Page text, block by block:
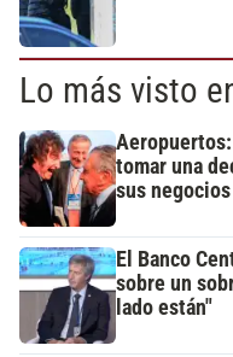
Lo más visto
tomar una
sus negocios
El Banco
sobre un
lado están"